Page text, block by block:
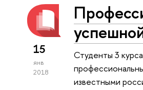
15
янв
2018
Студенты 3
известными